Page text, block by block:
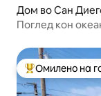
Дом во Сан
Поглед кон
МеѓуОмилено на